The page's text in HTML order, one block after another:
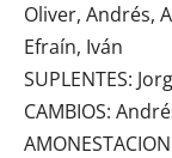
Oliver, Andrés,
Efraín, Iván
SUPLENTES:
CAMBIOS: